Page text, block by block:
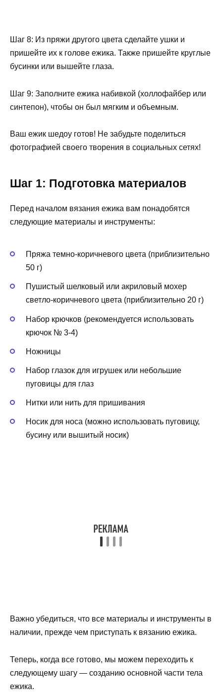
Шаг 8: Из пряжи другого цвета сделайте ушки и
пришейте их к голове ежика. Также пришейте круглые
бусинки или вышейте глаза.
Шаг 9: Заполните ежика набивкой (холлофайбер или
синтепон), чтобы он был мягким и объемным.
Ваш ежик шедоу готов! Не забудьте поделиться
фотографией своего творения в социальных сетях!
Шаг 1: Подготовка материалов
Перед началом вязания ежика вам понадобятся
следующие материалы и инструменты:
Пряжа темно-коричневого цвета (приблизительно
50 г)
Пушистый шелковый или акриловый мохер
светло-коричневого цвета (приблизительно 20 г)
Набор крючков (рекомендуется использовать
крючок № 3-4)
Ножницы
Набор глазок для игрушек или небольшие
пуговицы для глаз
Нитки или нить для пришивания
Носик для носа (можно использовать пуговицу,
бусину или вышитый носик)
Важно убедиться, что все материалы и инструменты в
наличии, прежде чем приступать к вязанию ежика.
Теперь, когда все готово, мы можем переходить к
следующему шагу — созданию основной части тела
ежика.